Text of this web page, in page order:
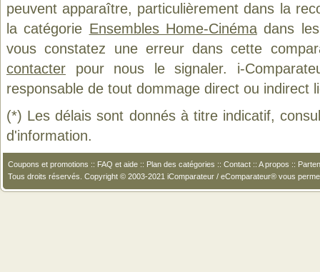
peuvent apparaître, particulièrement dans la
la catégorie Ensembles Home-Cinémadans les
vous constatez une erreur dans cette
contacter pour nous le signaler. i-
responsable de tout dommage direct ou indirect
(*) Les délais sont donnés à titre indicatif,
d'information.
Coupons et promotions :: FAQ et aide :: Plan des catégories :: Contact :: A propos ::
Tous droits réservés. Copyright © 2003-2021 iComparateur / eComparateur® vous